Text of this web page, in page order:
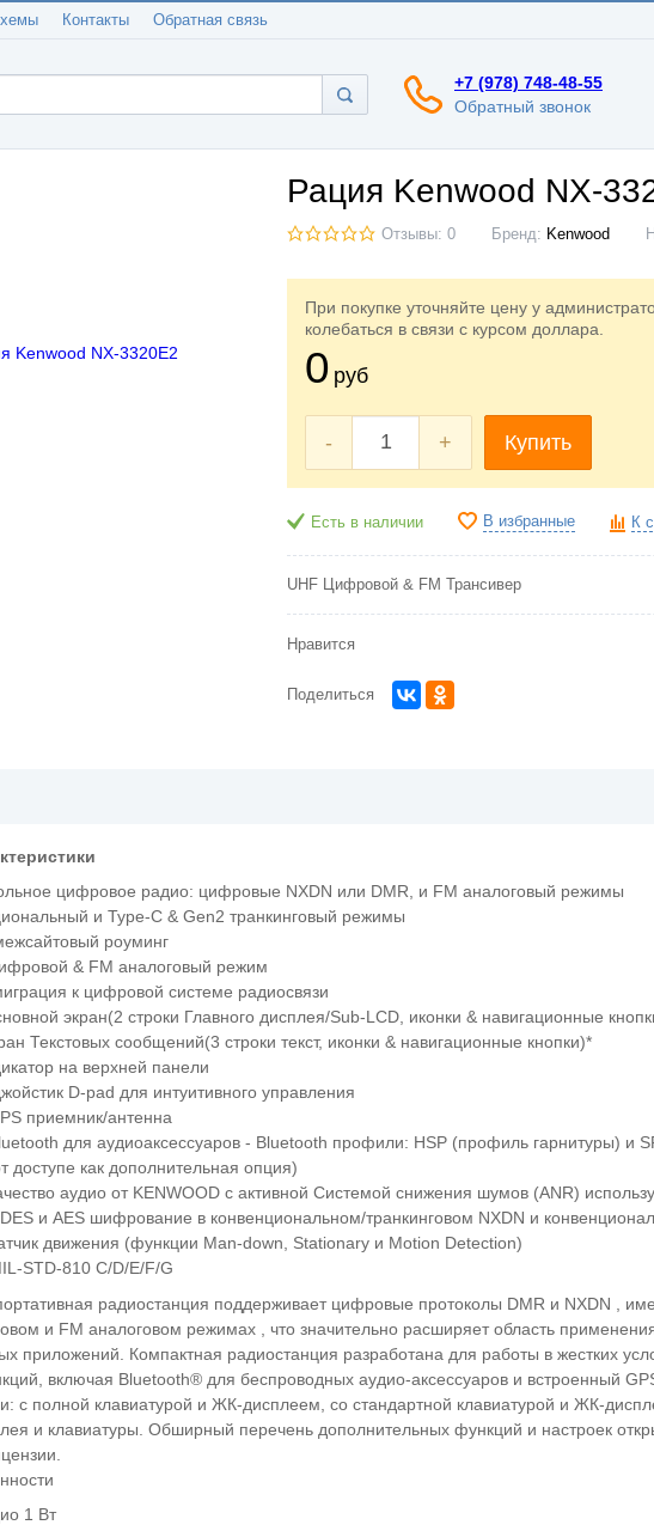
Контакты Обратная связь
+7 (978) 748-48-55
Обратный звонок
Рация Kenwood NX-
Отзывы: 0 Бренд: Kenwood
При покупке уточняйте цену у
колебаться в связи с курсом доллара.
0 руб
- + Купить
Есть в наличии В избранные К
UHF Цифровой & FM Трансивер
Нравится
Поделиться
цифровое радио: цифровые NXDN или DMR, и FM аналоговый режимы
и Type-C & Gen2 транкинговый режимы
роуминг
& FM аналоговый режим
к цифровой системе радиосвязи
экран(2 строки Главного дисплея/Sub-LCD, иконки & навигационные
Текстовых сообщений(3 строки текст, иконки & навигационные кнопки)*
на верхней панели
D-pad для интуитивного управления
приемник/антенна
для аудиоаксессуаров - Bluetooth профили: HSP (профиль гарнитуры) и
доступе как дополнительная опция)
аудио от KENWOOD с активной Системой снижения шумов (ANR)
и AES шифрование в конвенциональном/транкинговом NXDN и
движения (функции Man-down, Stationary и Motion Detection)
STD-810 C/D/E/F/G
радиостанция поддерживает цифровые протоколы DMR и NXDN ,
и FM аналоговом режимах , что значительно расширяет область
приложений. Компактная радиостанция разработана для работы в жестких
включая Bluetooth® для беспроводных аудио-аксессуаров и встроенный
с полной клавиатурой и ЖК-дисплеем, со стандартной клавиатурой и ЖК-
и клавиатуры. Обширный перечень дополнительных функций и настроек
1 Вт